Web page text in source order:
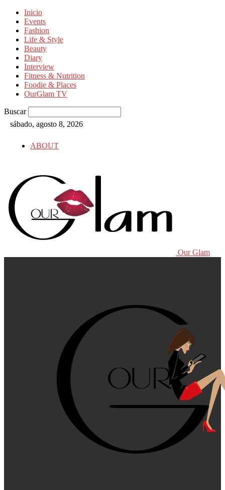
Inicio
Events
Fashion
Life & Style
Beauty
Diary
Interview
Fitness & Nutrition
Foodie & Places
OurGlam TV
Buscar
sábado, agosto 8, 2026
ABOUT
Our Glam